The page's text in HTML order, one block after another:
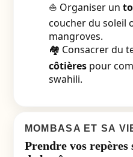
⛵ Organiser un
coucher du soleil
mangroves.
🏘️ Consacrer du
côtièrespour
swahili.
MOMBASA ET SA
Prendre vos